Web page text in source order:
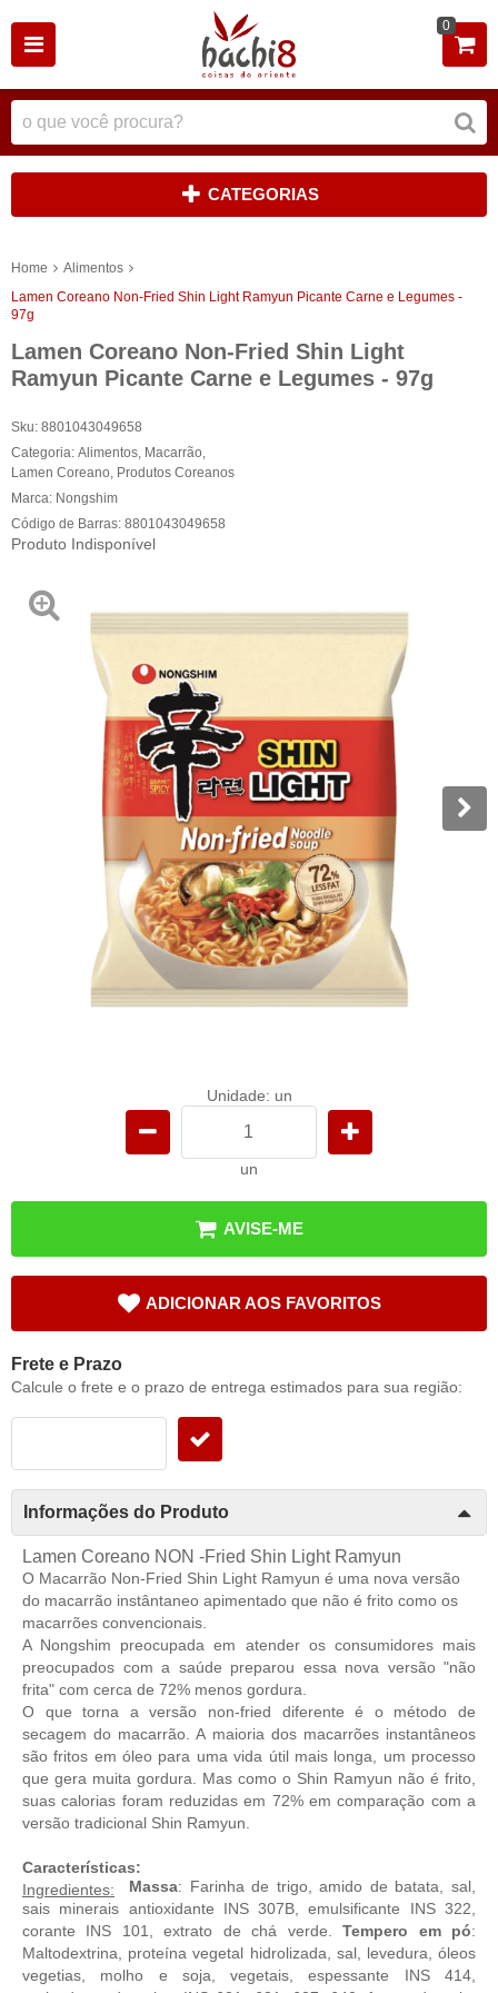
0
CATEGORIAS
Home
Alimentos
Lamen Coreano Non-Fried Shin Light Ramyun Picante Carne e Legumes -
97g
Lamen Coreano Non-Fried Shin Light
Ramyun Picante Carne e Legumes - 97g
Sku: 8801043049658
Categoria: Alimentos Macarrão
Lamen Coreano Produtos Coreanos
Marca: Nongshim
Código de Barras: 8801043049658
Produto Indisponível
Unidade: un
un
AVISE-ME
ADICIONAR AOS FAVORITOS
Frete e Prazo
Calcule o frete e o prazo de entrega estimados para sua região:
Informações do Produto
Lamen Coreano NON -Fried Shin Light Ramyun
O Macarrão Non-Fried Shin Light Ramyun é uma nova versão
do macarrão instântaneo apimentado que não é frito como os
macarrões convencionais.
A Nongshim preocupada em atender os consumidores mais
preocupados com a saúde preparou essa nova versão "não
frita" com cerca de 72% menos gordura.
O que torna a versão non-fried diferente é o método de
secagem do macarrão. A maioria dos macarrões instantâneos
são fritos em óleo para uma vida útil mais longa, um processo
que gera muita gordura. Mas como o Shin Ramyun não é frito,
suas calorias foram reduzidas em 72% em comparação com a
versão tradicional Shin Ramyun.
Características:
Ingredientes:
Massa: Farinha de trigo, amido de batata, sal,
sais minerais antioxidante INS 307B, emulsificante INS 322,
corante INS 101, extrato de chá verde.Tempero em pó:
Maltodextrina, proteína vegetal hidrolizada, sal, levedura, óleos
vegetias, molho e soja, vegetais, espessante INS 414,